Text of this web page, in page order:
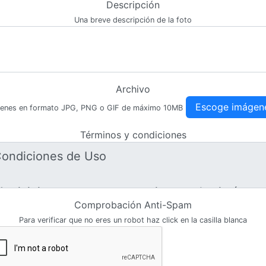
Descripción
Una breve descripción de la foto
Archivo
en formato JPG, PNG o GIF de máximo 10MB Escoge
Términos y condiciones
Comprobación Anti-Spam
Para verificar que no eres un robot haz click en la casilla blanca